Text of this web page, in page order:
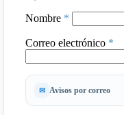
Nombre *
Correo electrónico *
Avisos por correo